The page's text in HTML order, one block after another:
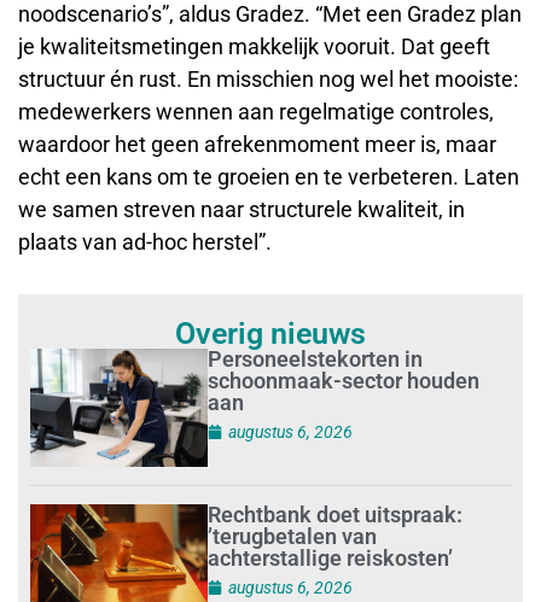
noodscenario’s”, aldus Gradez. “Met een Gradez plan
je kwaliteitsmetingen makkelijk vooruit. Dat geeft
structuur én rust. En misschien nog wel het mooiste:
medewerkers wennen aan regelmatige controles,
waardoor het geen afrekenmoment meer is, maar
echt een kans om te groeien en te verbeteren. Laten
we samen streven naar structurele kwaliteit, in
plaats van ad-hoc herstel”.
Overig nieuws
Personeelstekorten in
schoonmaak-sector houden
aan
augustus 6, 2026
Rechtbank doet uitspraak:
’terugbetalen van
achterstallige reiskosten’
augustus 6, 2026